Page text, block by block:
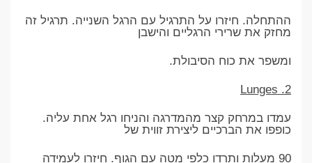
ההתחלה. חיזרו על התרגיל עם הרגל השנייה. תרגיל זה
מחזק את שרירי הרגליים והישבן
ומשפר את כוח הסיבולת.
2. Lunges
עמדו במרחק קצר מהמדרגה והניחו רגל אחת עליה.
כופפו את הברכיים ליצירת זווית של
90 מעלות ותרדו כלפי מטה עם הגוף. חיזרו לעמידה